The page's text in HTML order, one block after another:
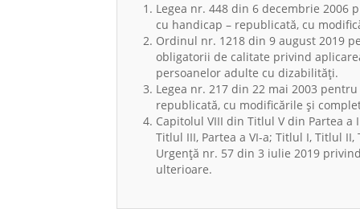
Legea nr. 448 din 6 decembrie
cu handicap – republicată, cu
Ordinul nr. 1218 din 9 august 2019
obligatorii de calitate privind
persoanelor adulte cu dizabilităţi.
Legea nr. 217 din 22 mai 2003
republicată, cu modificările și
Capitolul VIII din Titlul V din Partea a
Titlul III, Partea a VI-a; Titlul I, Titlul
Urgență nr. 57 din 3 iulie 2019
ulterioare.